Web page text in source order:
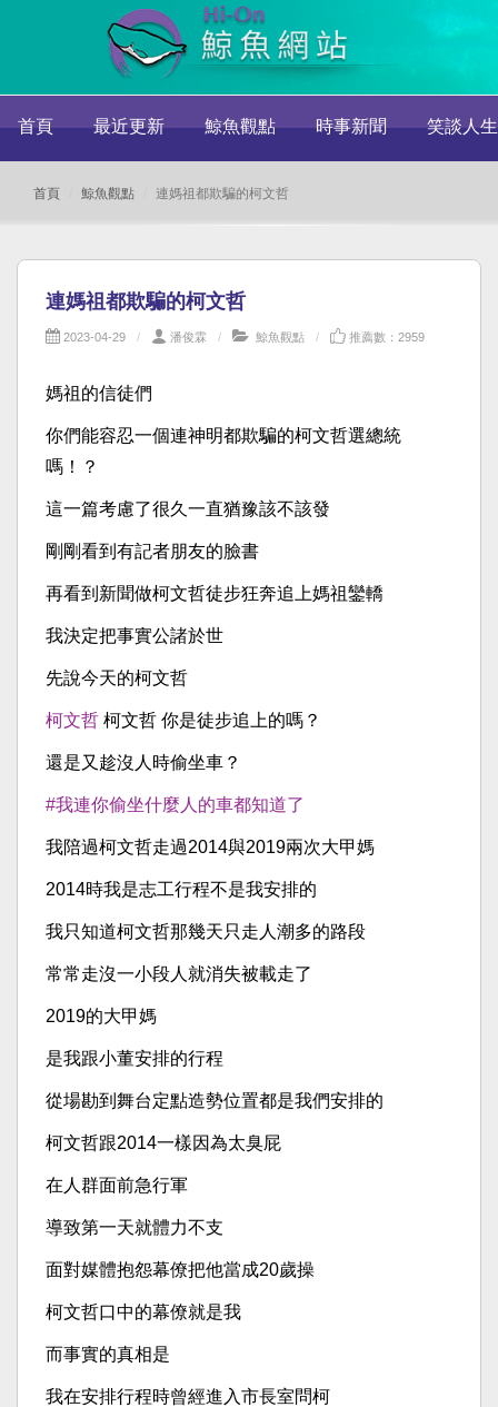
首頁 最近更新 鯨魚觀點 時事新聞 笑談人生
首頁 鯨魚觀點 連媽祖都欺騙的柯文哲
連媽祖都欺騙的柯文哲
2023-04-29 潘俊霖 鯨魚觀點 推薦數：2959
媽祖的信徒們
你們能容忍一個連神明都欺騙的柯文哲選總統
嗎！？
這一篇考慮了很久一直猶豫該不該發
剛剛看到有記者朋友的臉書
再看到新聞做柯文哲徒步狂奔追上媽祖鑾轎
我決定把事實公諸於世
先說今天的柯文哲
柯文哲 柯文哲 你是徒步追上的嗎？
還是又趁沒人時偷坐車？
#我連你偷坐什麼人的車都知道了
我陪過柯文哲走過2014與2019兩次大甲媽
2014時我是志工行程不是我安排的
我只知道柯文哲那幾天只走人潮多的路段
常常走沒一小段人就消失被載走了
2019的大甲媽
是我跟小董安排的行程
從場勘到舞台定點造勢位置都是我們安排的
柯文哲跟2014一樣因為太臭屁
在人群面前急行軍
導致第一天就體力不支
面對媒體抱怨幕僚把他當成20歲操
柯文哲口中的幕僚就是我
而事實的真相是
我在安排行程時曾經進入市長室問柯